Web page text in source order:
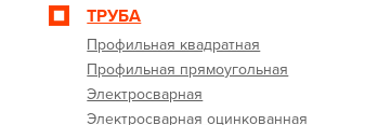
ТРУБА
Профильная квадратная
Профильная прямоугольная
Электросварная
Электросварная оцинкованная